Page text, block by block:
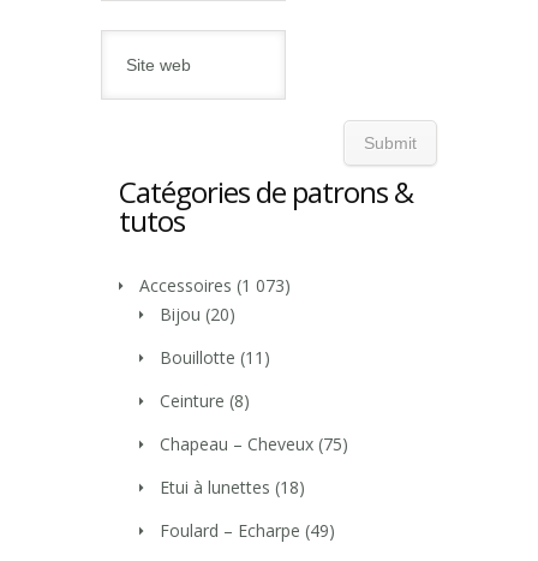
Catégories de patrons &
tutos
Accessoires (1 073)
Bijou (20)
Bouillotte (11)
Ceinture (8)
Chapeau – Cheveux (75)
Etui à lunettes (18)
Foulard – Echarpe (49)